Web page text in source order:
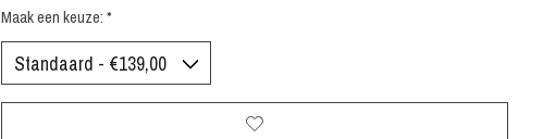
Maak een keuze: *